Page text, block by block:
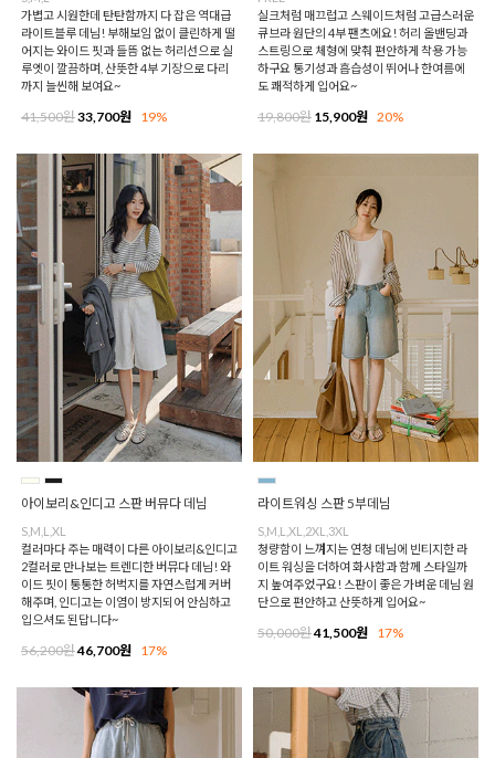
가볍고 시원한데 탄탄함까지 다 잡은 역대급
라이트블루 데님! 부해보임 없이 클린하게 떨
어지는 와이드 핏과 들뜸 없는 허리선으로 실
루엣이 깔끔하며, 산뜻한 4부 기장으로 다리
까지 늘씬해 보여요~
41,500원33,700원 19%
실크처럼 매끄럽고 스웨이드처럼 고급스러운
큐브라 원단의 4부 팬츠에요! 허리 올밴딩과
스트링으로 체형에 맞춰 편안하게 착용 가능
하구요 통기성과 흡습성이 뛰어나 한여름에
도 쾌적하게 입어요~
19,800원 15,900원 20%
아이보리&인디고 스판 버뮤다 데님
S,M,L,XL
컬러마다 주는 매력이 다른 아이보리&인디고
2컬러로 만나보는 트렌디한 버뮤다 데님! 와
이드 핏이 통통한 허벅지를 자연스럽게 커버
해주며, 인디고는 이염이 방지되어 안심하고
입으셔도 된답니다~
56,200원46,700원 17%
라이트워싱 스판 5부데님
S,M,L,XL,2XL,3XL
청량함이 느껴지는 연청 데님에 빈티지한 라
이트 워싱을 더하여 화사함과 함께 스타일까
지 높여주었구요! 스판이 좋은 가벼운 데님 원
단으로 편안하고 산뜻하게 입어요~
50,000원41,500원 17%